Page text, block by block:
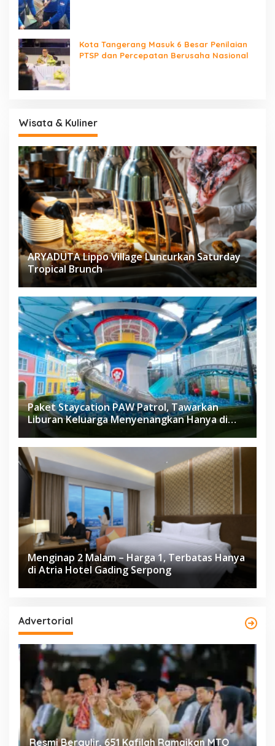
Kota Tangerang Masuk 6 Besar Penilaian
PTSP dan Percepatan Berusaha Nasional
Wisata & Kuliner
ARYADUTA Lippo Village Luncurkan Saturday
Tropical Brunch
Paket Staycation PAW Patrol, Tawarkan
Liburan Keluarga Menyenangkan Hanya di
Herloom Hotel BSD
Menginap 2 Malam – Harga 1, Terbatas Hanya
di Atria Hotel Gading Serpong
Advertorial
Resmi Bergulir, 651 Kafilah Ramaikan MTQ